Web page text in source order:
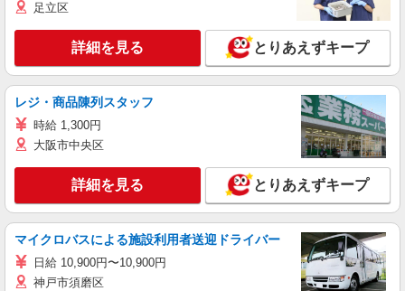
足立区
詳細を見る とりあえずキープ
レジ・商品陳列スタッフ
時給 1,300円
大阪市中央区
詳細を見る とりあえずキープ
マイクロバスによる施設利用者送迎ドライバー
日給 10,900円〜10,900円
神戸市須磨区